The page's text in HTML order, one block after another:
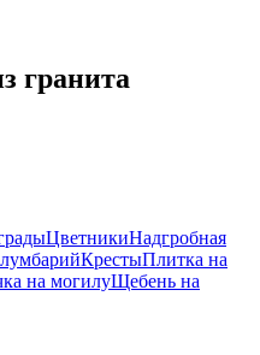
гранита
ЦветникиНадгробная
КрестыПлитка на
на могилуЩебень на